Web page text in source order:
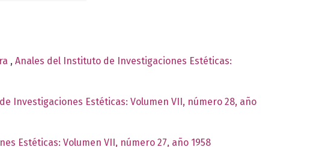
, Anales del Instituto de Investigaciones Estéticas:
Investigaciones Estéticas: Volumen VII, número 28, año
Estéticas: Volumen VII, número 27, año 1958